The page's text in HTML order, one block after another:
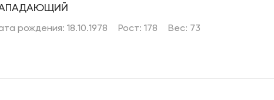
рождения: 18.10.1978 Рост: 178 Вес: 73